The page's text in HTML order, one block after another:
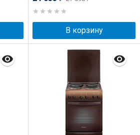
В корзину